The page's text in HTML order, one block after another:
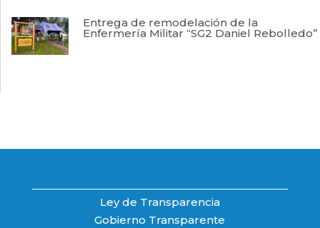
Entrega de remodelación de la
Enfermería Militar “SG2 Daniel Rebolledo”
Ley de Transparencia
Gobierno Transparente